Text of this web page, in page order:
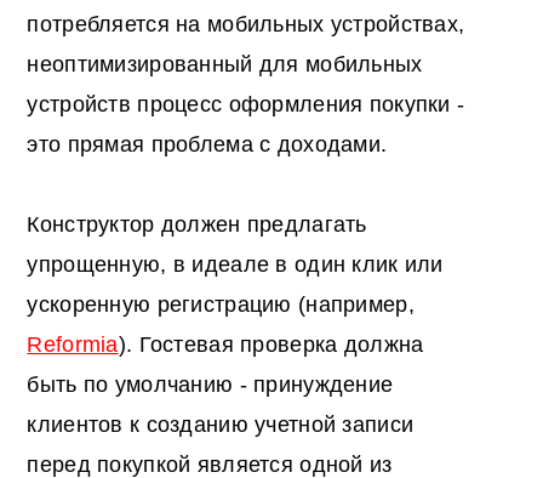
потребляется на мобильных устройствах,
неоптимизированный для мобильных
устройств процесс оформления покупки -
это прямая проблема с доходами.
Конструктор должен предлагать
упрощенную, в идеале в один клик или
ускоренную регистрацию (например,
Reformia). Гостевая проверка должна
быть по умолчанию - принуждение
клиентов к созданию учетной записи
перед покупкой является одной из